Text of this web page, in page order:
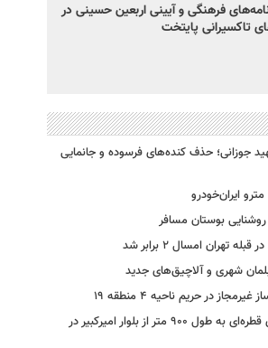
فرهنگی و آیینی اربعین حسینی در
تاکسیرانی پایتخت
جوزانی؛ حذف کنده‌های فرسوده و جانمایی
مترو ایران‌خودرو
بوستان مسافر
تهران امسال ۲ برابر شد
شهری و آلاچیق‌های جدید
بهره‌برداری از سیستم آبیاری قطره‌ای به طول ۹۰۰ متر از بلوار امیرکبیر در